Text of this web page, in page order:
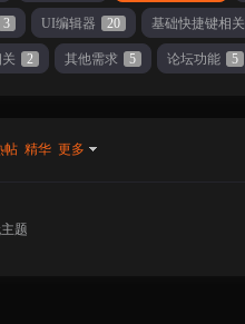
3 UI编辑器 20 基础快捷键相关
2 其他需求 5 论坛功能 5
帖 精华 更多
题